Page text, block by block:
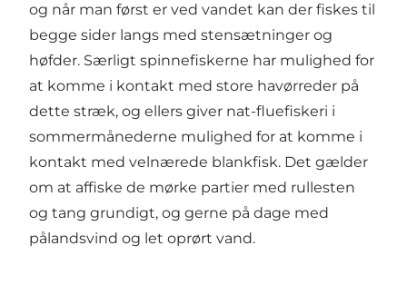
og når man først er ved vandet kan der fiskes til
begge sider langs med stensætninger og
høfder. Særligt spinnefiskerne har mulighed for
at komme i kontakt med store havørreder på
dette stræk, og ellers giver nat-fluefiskeri i
sommermånederne mulighed for at komme i
kontakt med velnærede blankfisk. Det gælder
om at affiske de mørke partier med rullesten
og tang grundigt, og gerne på dage med
pålandsvind og let oprørt vand.